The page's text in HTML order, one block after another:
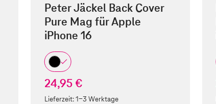
Peter Jäckel Back Cover
Pure Mag für Apple
iPhone 16
24,95 €
Lieferzeit:1-3 Werktage